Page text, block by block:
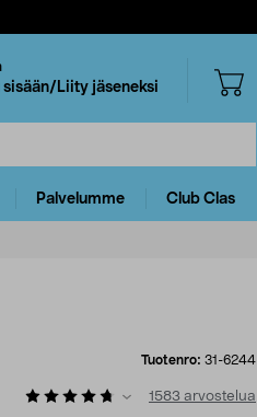
sisään/Liity jäseneksi
Palvelumme Club Clas
Tuotenro: 31-6244
1583 arvostelua